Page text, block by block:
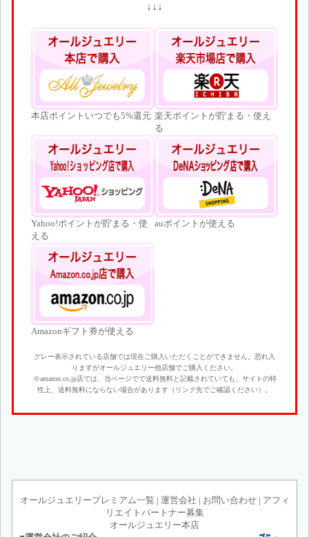
↓↓↓
本店ポイントいつでも5%還元 楽天ポイントが貯まる・使え
る
Yahoo!ポイントが貯まる・使
える
auポイントが使える
Amazonギフト券が使える
グレー表示されている店舗では現在ご購入いただくことができません。恐れ入
りますがオールジュエリー他店舗でご購入ください。
※amazon.co.jp店では、当ページでで送料無料と記載されていても、サイトの特
性上、送料無料にならない場合があります（リンク先でご確認ください）。
オールジュエリープレミアム一覧 | 運営会社 | お問い合わせ| アフィ
リエイトパートナー募集
オールジュエリー本店